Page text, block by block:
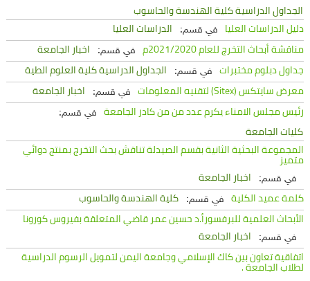
الجداول الدراسية كلية الهندسة والحاسوب
دليل الدراسات العليا
في قسم:
الدراسات العليا
مناقشة أبحاث التخرج للعام 2021/2020م
في قسم:
اخبار الجامعة
جداول دبلوم مختبرات
في قسم:
الجداول الدراسية كلية العلوم الطية
معرض سايتكس (Sitex) لتقنيه المعلومات
في قسم:
اخبار الجامعة
رئيس مجلس الامناء يكرم عدد من من كادر الجامعة
في قسم:
كليات الجامعة
المجموعة البحثية الثانية بقسم الصيدلة تناقش بحث التخرج بمنتج دوائي
متميز
في قسم:
اخبار الجامعة
كلمة عميد الكلية
في قسم:
كلية الهندسة والحاسوب
الأبحاث العلمية للبرفسورأ.د حسين عمر قاضي المتعلقة بفيروس كورونا
في قسم:
اخبار الجامعة
اتفاقية تعاون بين كاك الإسلامي وجامعة اليمن لتمويل الرسوم الدراسية
لطلاب الجامعة .